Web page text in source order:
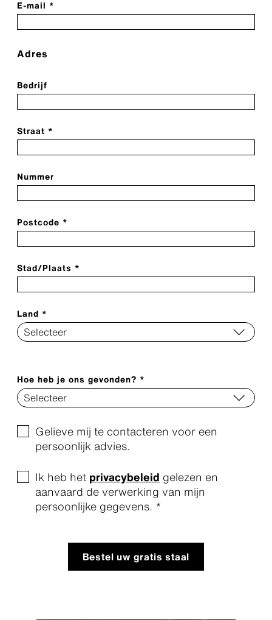
E-mail *
Adres
Bedrijf
Straat *
Nummer
Postcode *
Stad/Plaats *
Land *
Hoe heb je ons gevonden? *
Gelieve mij te contacteren voor een
persoonlijk advies.
Ik heb het privacybeleid gelezen en
aanvaard de verwerking van mijn
persoonlijke gegevens. *
Bestel uw gratis staal